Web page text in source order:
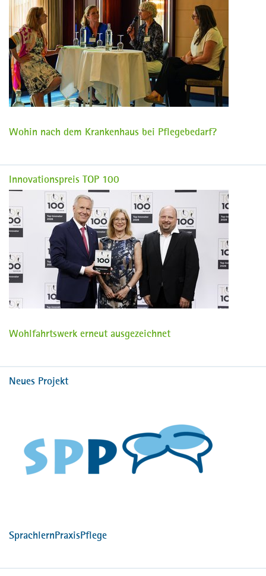
Wohin nach dem Krankenhaus bei Pflegebedarf?
Innovationspreis TOP 100
Wohlfahrtswerk erneut ausgezeichnet
Neues Projekt
SprachlernPraxisPflege